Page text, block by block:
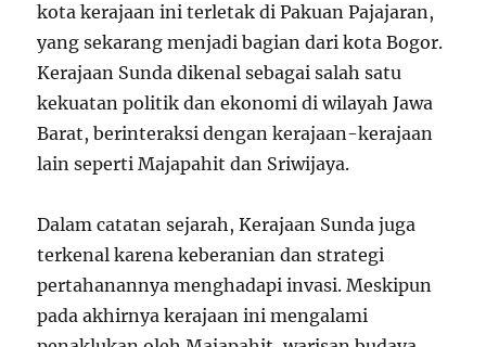
kota kerajaan ini terletak di Pakuan Pajajaran,
yang sekarang menjadi bagian dari kota Bogor.
Kerajaan Sunda dikenal sebagai salah satu
kekuatan politik dan ekonomi di wilayah Jawa
Barat, berinteraksi dengan kerajaan-kerajaan
lain seperti Majapahit dan Sriwijaya.
Dalam catatan sejarah, Kerajaan Sunda juga
terkenal karena keberanian dan strategi
pertahanannya menghadapi invasi. Meskipun
pada akhirnya kerajaan ini mengalami